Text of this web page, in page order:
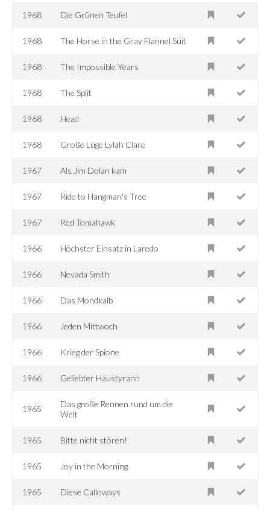
1968 Die Grünen Teufel
1968 The Horse in the Gray Flannel Suit
1968 The Impossible Years
1968 The Split
1968 Head
1968 Große Lüge Lylah Clare
1967 Als Jim Dolan kam
1967 Ride to Hangman's Tree
1967 Red Tomahawk
1966 Höchster Einsatz in Laredo
1966 Nevada Smith
1966 Das Mondkalb
1966 Jeden Mittwoch
1966 Krieg der Spione
1966 Geliebter Haustyrann
1965
Das große Rennen rund um die
Welt
1965 Bitte nicht stören!
1965 Joy in the Morning
1965 Diese Calloways